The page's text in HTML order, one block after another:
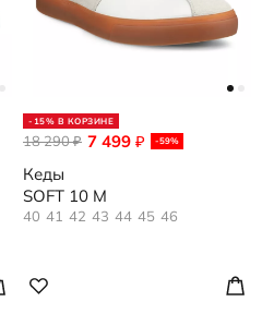
-15% В КОРЗИНЕ
7 499 ₽ -59%
18 290₽
Кеды
SOFT 10 M
40 41 42 43 44 45 46